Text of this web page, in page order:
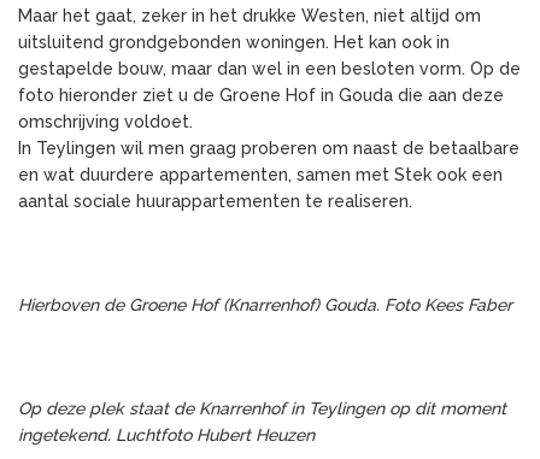
Maar het gaat, zeker in het drukke Westen, niet altijd om
uitsluitend grondgebonden woningen. Het kan ook in
gestapelde bouw, maar dan wel in een besloten vorm. Op de
foto hieronder ziet u de Groene Hof in Gouda die aan deze
omschrijving voldoet.
In Teylingen wil men graag proberen om naast de betaalbare
en wat duurdere appartementen, samen met Stek ook een
aantal sociale huurappartementen te realiseren.
Hierboven de Groene Hof (Knarrenhof) Gouda. Foto Kees Faber
Op deze plek staat de Knarrenhof in Teylingen op dit moment
ingetekend. Luchtfoto Hubert Heuzen